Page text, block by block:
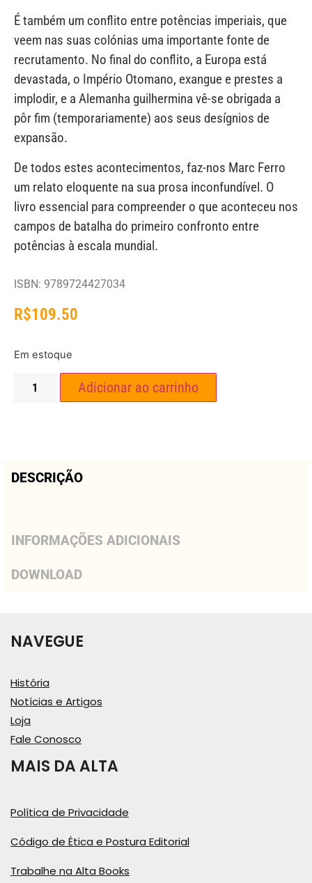
É também um conflito entre potências imperiais, que
veem nas suas colónias uma importante fonte de
recrutamento. No final do conflito, a Europa está
devastada, o Império Otomano, exangue e prestes a
implodir, e a Alemanha guilhermina vê-se obrigada a
pôr fim (temporariamente) aos seus desígnios de
expansão.
De todos estes acontecimentos, faz-nos Marc Ferro
um relato eloquente na sua prosa inconfundível. O
livro essencial para compreender o que aconteceu nos
campos de batalha do primeiro confronto entre
potências à escala mundial.
ISBN: 9789724427034
R$109.50
Em estoque
Adicionar ao carrinho
DESCRIÇÃO
INFORMAÇÕES ADICIONAIS
DOWNLOAD
NAVEGUE
História
Notícias e Artigos
Loja
Fale Conosco
MAIS DA ALTA
Política de Privacidade
Código de Ética e Postura Editorial
Trabalhe na Alta Books